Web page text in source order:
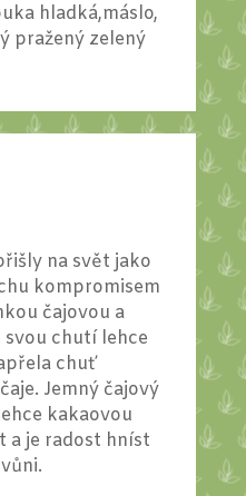
hladká,máslo,
pražený zelený
na svět jako
kompromisem
čajovou a
chutí lehce
chuť
Jemný čajový
kakaovou
a je radost hníst